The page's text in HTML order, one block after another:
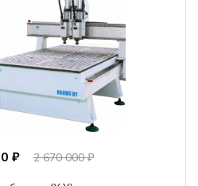
₽
2 670 000 ₽